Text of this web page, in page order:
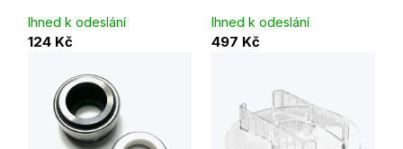
Ihned k odeslání
124 Kč
Ihned k odeslání
497 Kč